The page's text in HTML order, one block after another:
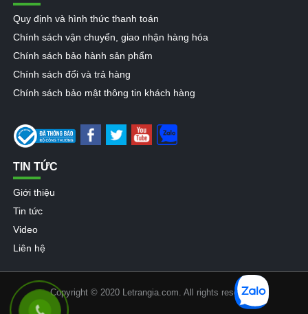
Quy định và hình thức thanh toán
Chính sách vận chuyển, giao nhận hàng hóa
Chính sách bảo hành sản phẩm
Chính sách đổi và trả hàng
Chính sách bảo mật thông tin khách hàng
TIN TỨC
Giới thiệu
Tin tức
Video
Liên hệ
Copyright © 2020 Letrangia.com. All rights reserved.